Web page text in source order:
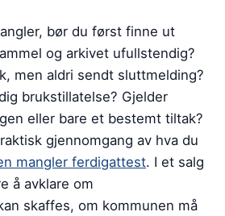
bør du først finne ut
og arkivet ufullstendig?
men aldri sendt sluttmelding?
brukstillatelse? Gjelder
eller bare et bestemt tiltak?
gjennomgang av hva du
mangler ferdigattest. I et salg
å avklare om
skaffes, om kommunen må